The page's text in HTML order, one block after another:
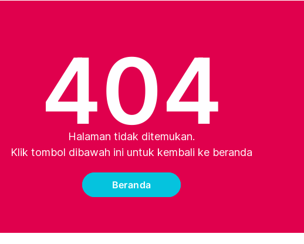
404
Halaman tidak ditemukan.
Klik tombol dibawah ini untuk kembali ke beranda
Beranda